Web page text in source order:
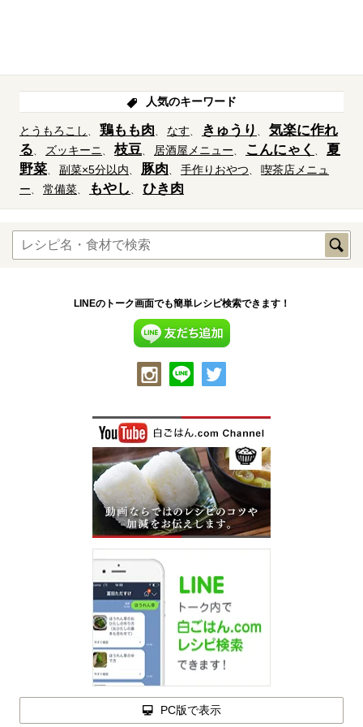
人気のキーワード
とうもろこし 鶏もも肉 なす きゅうり
気楽に作れ
る
ズッキーニ 枝豆 居酒屋メニュー こんにゃく
夏
野菜
副菜×5分以内 豚肉 手作りおやつ
喫茶店メニュ
ー
常備菜 もやし ひき肉
LINEのトーク画面でも簡単レシピ検索できます！
PC版で表示